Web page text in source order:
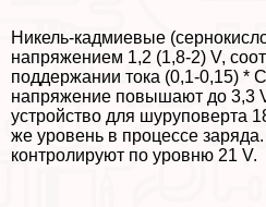
Никель-кадмиевые
напряжением 1,2 (1,8-2) V,
поддержании тока (0,1-0,15) *
напряжение повышают до 3,3
устройство для шуруповерта
же уровень в процессе
контролируют по уровню 21 V.